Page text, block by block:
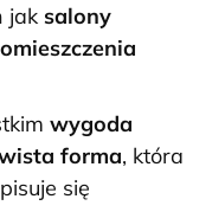
jak salony
wygoda
forma, która
się